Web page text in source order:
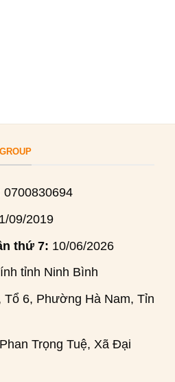
0700830694
09/2019
thứ 7: 10/06/2026
tỉnh Ninh Bình
Tổ 6, Phường Hà Nam, Tỉnh
Trọng Tuệ, Xã Đại